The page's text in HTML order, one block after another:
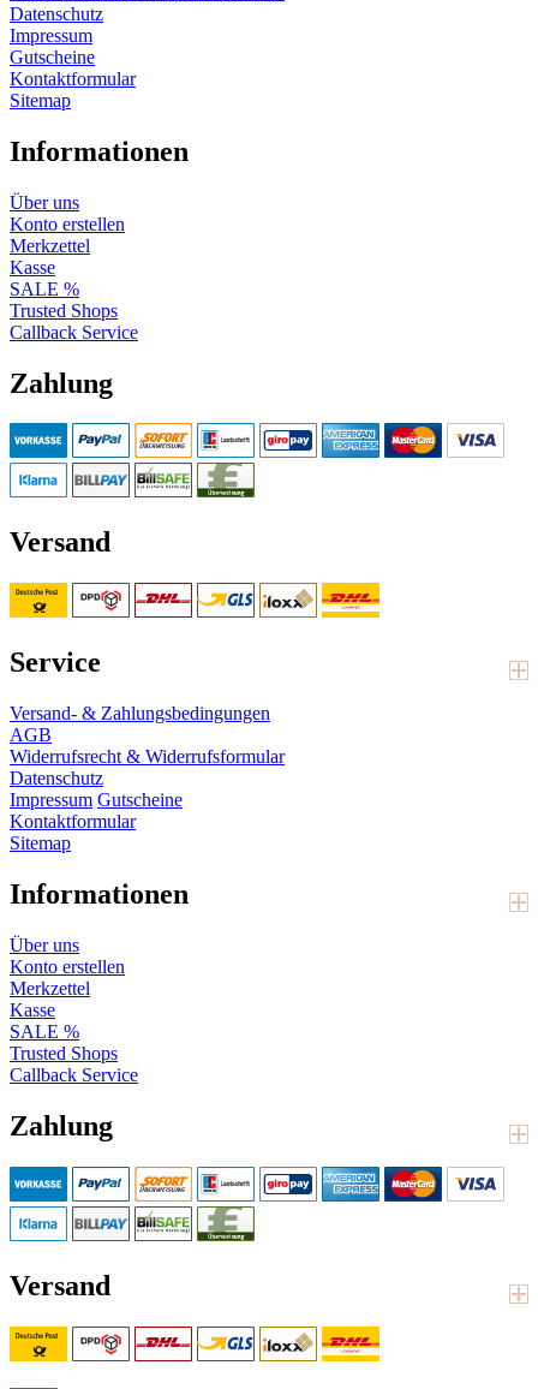
Datenschutz
Impressum
Gutscheine
Kontaktformular
Sitemap
Informationen
Über uns
Konto erstellen
Merkzettel
Kasse
SALE %
Trusted Shops
Callback Service
Zahlung
Versand
Service
Versand- & Zahlungsbedingungen
AGB
Widerrufsrecht & Widerrufsformular
Datenschutz
Impressum Gutscheine
Kontaktformular
Sitemap
Informationen
Über uns
Konto erstellen
Merkzettel
Kasse
SALE %
Trusted Shops
Callback Service
Zahlung
Versand